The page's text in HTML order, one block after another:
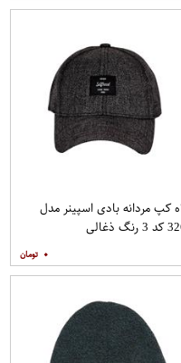
کپ مردانه بادی اسپینر مدل
ذغالی
۰